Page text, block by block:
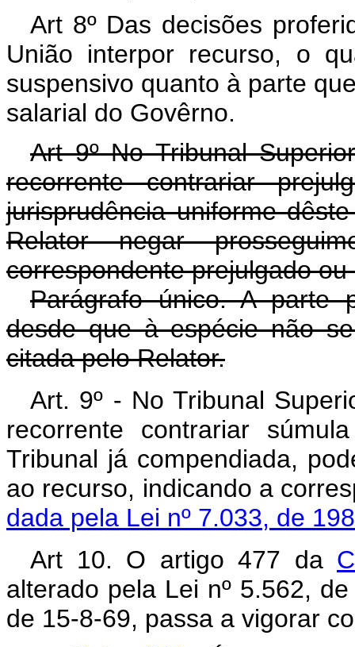
Art 8º Das decisões
União interpor recurso, o
suspensivo quanto à parte
salarial do Govêrno.
Art 9º No Tribunal
recorrente contrariar
jurisprudência uniforme
Relator negar
correspondente prejulgado ou
Parágrafo único. A parte
desde que à espécie não
citada pelo Relator.
Art. 9º - No Tribunal
recorrente contrariar
Tribunal já compendiada,
ao recurso, indicando a
dada pela Lei nº 7.033, de
Art 10. O artigo 477 da
alterado pela Lei nº 5.562,
de 15-8-69, passa a vigorar